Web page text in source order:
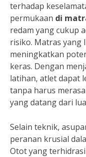
terhadap
permukaan di
redam yang cukup
risiko. Matras yang
meningkatkan
keras. Dengan
latihan, atlet dapat
tanpa harus
yang datang dari
Selain teknik,
peranan krusial
Otot yang